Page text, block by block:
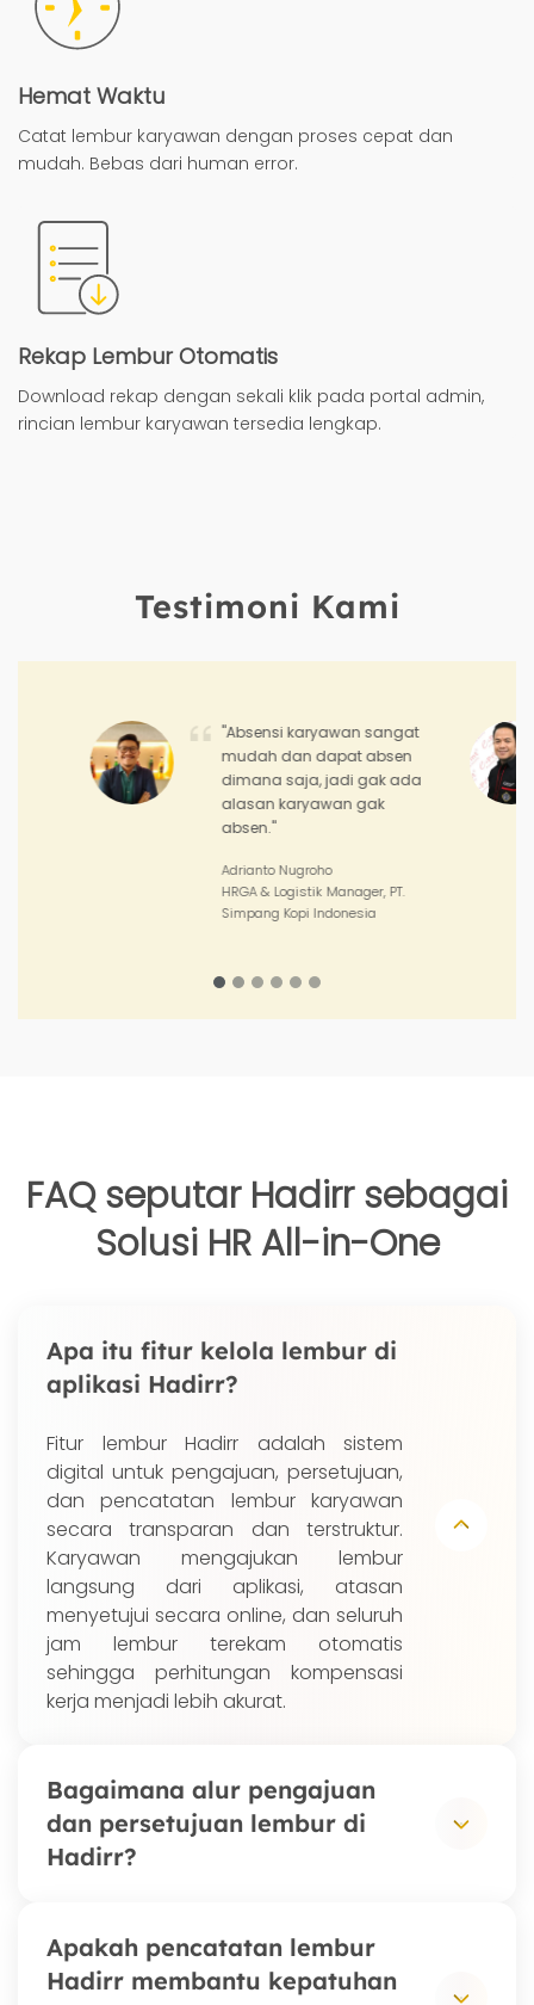
Hemat Waktu
Catat lembur karyawan dengan proses cepat dan
mudah. Bebas dari human error.
Rekap Lembur Otomatis
Download rekap dengan sekali klik pada portal admin,
rincian lembur karyawan tersedia lengkap.
Testimoni Kami
"Dengan Hadirr saya bisa
terbantu dalam memantau
kinerja dan pencapaian aktif
outlet serta target penjualan
tim sales saya."
Joko Junianto
Supervisor Sales, PT. Sinar Asia
Perkasa
FAQ seputar Hadirr sebagai
Solusi HR All-in-One
Apa itu fitur kelola lembur di
aplikasi Hadirr?
Fitur lembur Hadirr adalah sistem
digital untuk pengajuan, persetujuan,
dan pencatatan lembur karyawan
secara transparan dan terstruktur.
Karyawan mengajukan lembur
langsung dari aplikasi, atasan
menyetujui secara online, dan seluruh
jam lembur terekam otomatis
sehingga perhitungan kompensasi
kerja menjadi lebih akurat.
Bagaimana alur pengajuan
dan persetujuan lembur di
Hadirr?
Karyawan mengajukan lembur melalui
aplikasi Hadirr dengan
Apakah pencatatan lembur
Hadirr membantu kepatuhan